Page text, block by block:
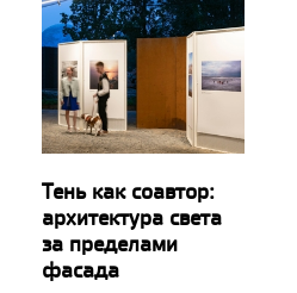
Тень как соавтор:
архитектура света
за пределами
фасада